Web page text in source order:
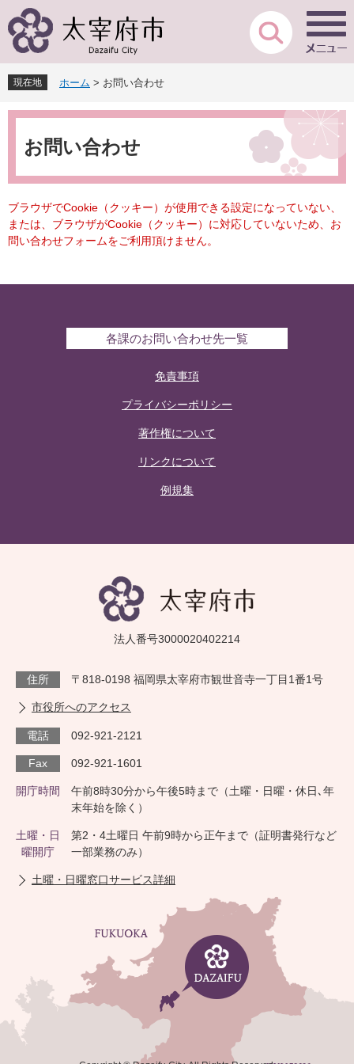
ー
先
頭
で
ニ
を
飛
ば
現在地 ホーム > お問い合わせ
本
お問い合わせ
ブラウザでCookie（クッキー）が使用できる設定になっていない、
または、ブラウザがCookie（クッキー）に対応していないため、お
問い合わせフォームをご利用頂けません。
各課のお問い合わせ先一覧
免責事項
プライバシーポリシー
著作権について
リンクについて
例規集
法人番号3000020402214
住所 〒818-0198 福岡県太宰府市観世音寺一丁目1番1号
市役所へのアクセス
電話 092-921-2121
Fax 092-921-1601
開庁時間
午前8時30分から午後5時まで（土曜・日曜・休日､年
末年始を除く）
土曜・日
曜開庁
第2・4土曜日 午前9時から正午まで（証明書発行など
一部業務のみ）
土曜・日曜窓口サービス詳細